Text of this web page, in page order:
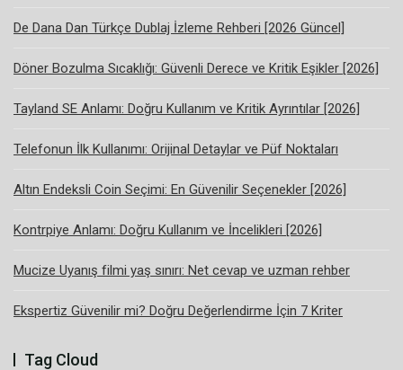
De Dana Dan Türkçe Dublaj İzleme Rehberi [2026 Güncel]
Döner Bozulma Sıcaklığı: Güvenli Derece ve Kritik Eşikler [2026]
Tayland SE Anlamı: Doğru Kullanım ve Kritik Ayrıntılar [2026]
Telefonun İlk Kullanımı: Orijinal Detaylar ve Püf Noktaları
Altın Endeksli Coin Seçimi: En Güvenilir Seçenekler [2026]
Kontrpiye Anlamı: Doğru Kullanım ve İncelikleri [2026]
Mucize Uyanış filmi yaş sınırı: Net cevap ve uzman rehber
Ekspertiz Güvenilir mi? Doğru Değerlendirme İçin 7 Kriter
Tag Cloud